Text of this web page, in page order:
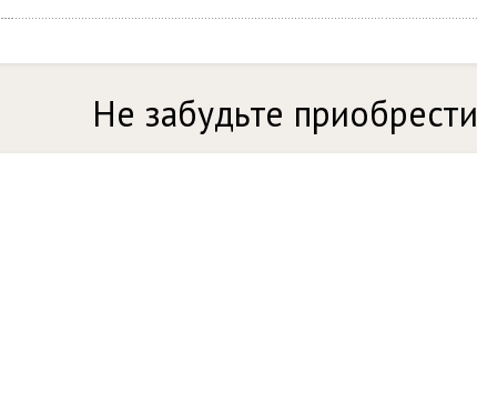
Не забудьте приобрести